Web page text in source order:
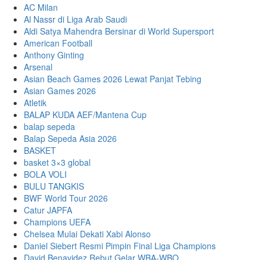
AC Milan
Al Nassr di Liga Arab Saudi
Aldi Satya Mahendra Bersinar di World Supersport
American Football
Anthony Ginting
Arsenal
Asian Beach Games 2026 Lewat Panjat Tebing
Asian Games 2026
Atletik
BALAP KUDA AEF/Mantena Cup
balap sepeda
Balap Sepeda Asia 2026
BASKET
basket 3×3 global
BOLA VOLI
BULU TANGKIS
BWF World Tour 2026
Catur JAPFA
Champions UEFA
Chelsea Mulai Dekati Xabi Alonso
Daniel Siebert Resmi Pimpin Final Liga Champions
David Benavidez Rebut Gelar WBA-WBO